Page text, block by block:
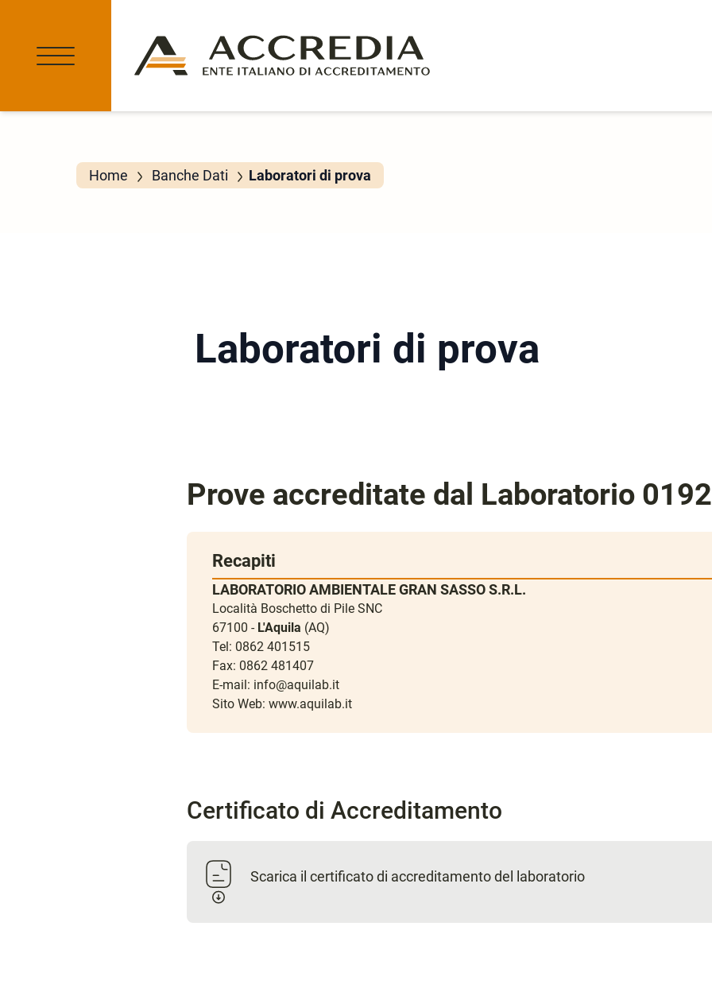
Home Banche Dati Laboratori di prova
Laboratori di prova
Prove accreditate dal Laboratorio
Recapiti
LABORATORIO AMBIENTALE GRAN SASSO S.R.L.
Località Boschetto di Pile SNC
67100 - L'Aquila (AQ)
Tel: 0862 401515
Fax: 0862 481407
E-mail: info@aquilab.it
Sito Web: www.aquilab.it
Certificato di Accreditamento
Scarica il certificato di accreditamento del laboratorio